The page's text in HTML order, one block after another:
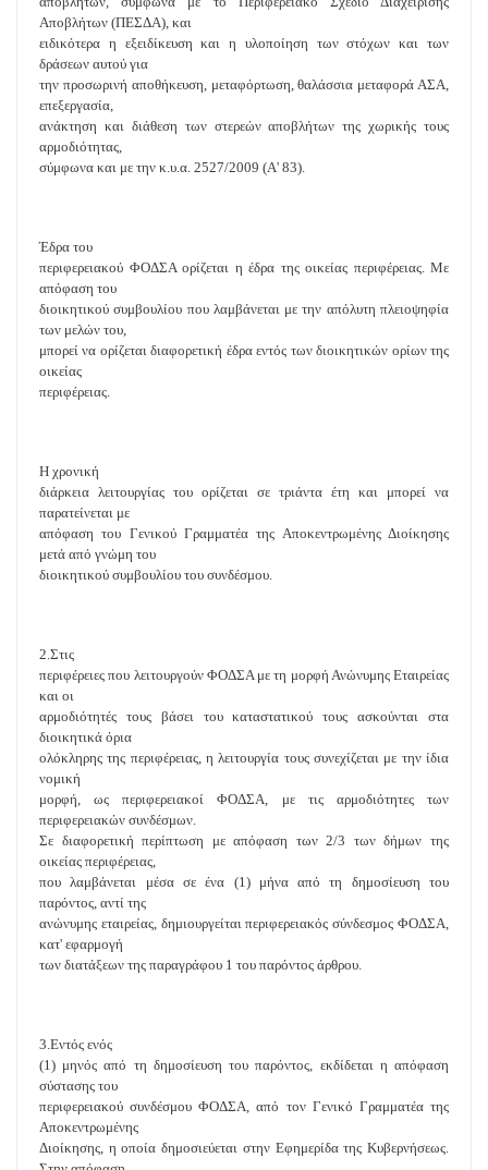
Αποβλήτων (ΠΕΣΔΑ), και
ειδικότερα η εξειδίκευση και η υλοποίηση των στόχων και των
δράσεων αυτού για
την προσωρινή αποθήκευση, μεταφόρτωση, θαλάσσια μεταφορά ΑΣΑ,
επεξεργασία,
ανάκτηση και διάθεση των στερεών αποβλήτων της χωρικής τους
αρμοδιότητας,
σύμφωνα και με την κ.υ.α. 2527/2009 (Α' 83).
Έδρα του
περιφερειακού ΦΟΔΣΑ ορίζεται η έδρα της οικείας περιφέρειας. Με
απόφαση του
διοικητικού συμβουλίου που λαμβάνεται με την απόλυτη πλειοψηφία
των μελών του,
μπορεί να ορίζεται διαφορετική έδρα εντός των διοικητικών ορίων της
οικείας
περιφέρειας.
Η χρονική
διάρκεια λειτουργίας του ορίζεται σε τριάντα έτη και μπορεί να
παρατείνεται με
απόφαση του Γενικού Γραμματέα της Αποκεντρωμένης Διοίκησης
μετά από γνώμη του
διοικητικού συμβουλίου του συνδέσμου.
2.Στις
περιφέρειες που λειτουργούν ΦΟΔΣΑ με τη μορφή Ανώνυμης Εταιρείας
και οι
αρμοδιότητές τους βάσει του καταστατικού τους ασκούνται στα
διοικητικά όρια
ολόκληρης της περιφέρειας, η λειτουργία τους συνεχίζεται με την ίδια
νομική
μορφή, ως περιφερειακοί ΦΟΔΣΑ, με τις αρμοδιότητες των
περιφερειακών συνδέσμων.
Σε διαφορετική περίπτωση με απόφαση των 2/3 των δήμων της
οικείας περιφέρειας,
που λαμβάνεται μέσα σε ένα (1) μήνα από τη δημοσίευση του
παρόντος, αντί της
ανώνυμης εταιρείας, δημιουργείται περιφερειακός σύνδεσμος ΦΟΔΣΑ,
κατ' εφαρμογή
των διατάξεων της παραγράφου 1 του παρόντος άρθρου.
3.Εντός ενός
(1) μηνός από τη δημοσίευση του παρόντος, εκδίδεται η απόφαση
σύστασης του
περιφερειακού συνδέσμου ΦΟΔΣΑ, από τον Γενικό Γραμματέα της
Αποκεντρωμένης
Διοίκησης, η οποία δημοσιεύεται στην Εφημερίδα της Κυβερνήσεως.